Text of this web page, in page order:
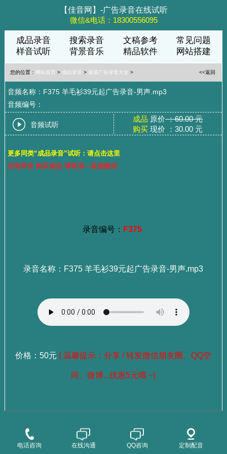
【佳音网】-广告录音在线试听
微信&电话：18300556095
成品录音 搜索录音 文稿参考
常见问题
样音试听
背景音乐 精品软件 网站搭建
您的位置： 网站首页 > 成品录音 > 服装广告录音大全 > <<返回
音频名称：F375 羊毛衫39元起广告录音-男声.mp3
音频编号：
音频试听
成品 原价：60.00 元
购买 现价 ：30.00 元
更多同类“成品录音”试听：请点击这里
定制录音 购买成品 请联系—客服微信
录音编号： F375
录音名称：F375 羊毛衫39元起广告录音-男声.mp3
价格：50元 ( 温馨提示：分享 / 转发微信朋友圈、QQ空
间、微博...优惠5元哦 ~)
选择老师试听 点这里查看>>>
电话咨询 在线沟通 QQ咨询 定制配音